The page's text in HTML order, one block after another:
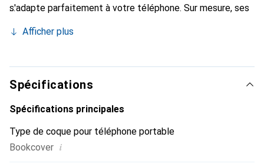
s'adapte parfaitement à votre téléphone. Sur mesure, ses
peau. Elle devient l'accessoire chic et indispensable pour
ses produits de haute qualité, la marque Noreve est un
choix fiable pour une clientèle exigeante.
Afficher plus
Spécifications
Spécifications principales
Type de coque pour téléphone portable
Bookcover i